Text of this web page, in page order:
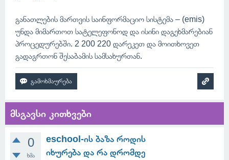
განათლების მართვის საინფორმაციო სისტემა – (emis)
უნდა მიმართოთ სატელეფონოდ და ისინი დაგეხმარებიან
პროცედურებში. 2 200 220 დარეკეთ და მოითხოვეთ
გადაგრთონ შესაბამის სამსახურთან.
მსგავსი კითხვები
0
ხმა
eschool-ის ბაზა როდის
იხურება და რა დრომდე